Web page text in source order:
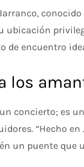
ubicación
de encuentro
los
concierto; es
“Hecho
un puente que